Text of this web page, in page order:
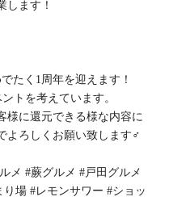
します！
たく1周年を迎えます！
トを考えています。
様に還元できる様な内容に
よろしくお願い致します‍♂️
メ #蕨グルメ #戸田グルメ
り場 #レモンサワー #ショッ